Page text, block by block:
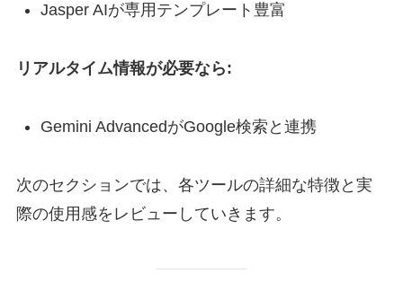
Jasper AIが専用テンプレート豊富
リアルタイム情報が必要なら:
Gemini AdvancedがGoogle検索と連携
次のセクションでは、各ツールの詳細な特徴と実
際の使用感をレビューしていきます。